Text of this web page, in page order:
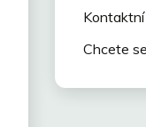
Chcete